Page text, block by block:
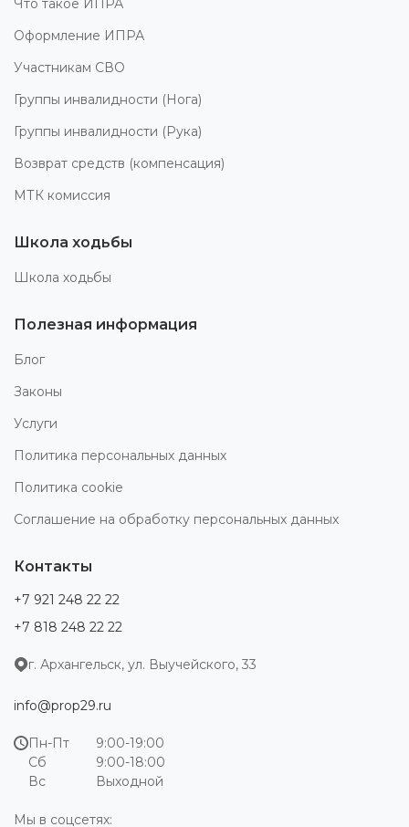
Что такое ИПРА
Оформление ИПРА
Участникам СВО
Группы инвалидности (Нога)
Группы инвалидности (Рука)
Возврат средств (компенсация)
МТК комиссия
Школа ходьбы
Школа ходьбы
Полезная информация
Блог
Законы
Услуги
Политика персональных данных
Политика cookie
Соглашение на обработку персональных данных
Контакты
+7 921 248 22 22
+7 818 248 22 22
г. Архангельск, ул. Выучейского, 33
info@prop29.ru
Пн-Пт
9:00-19:00
Сб
9:00-18:00
Вс
Выходной
Мы в соцсетях: